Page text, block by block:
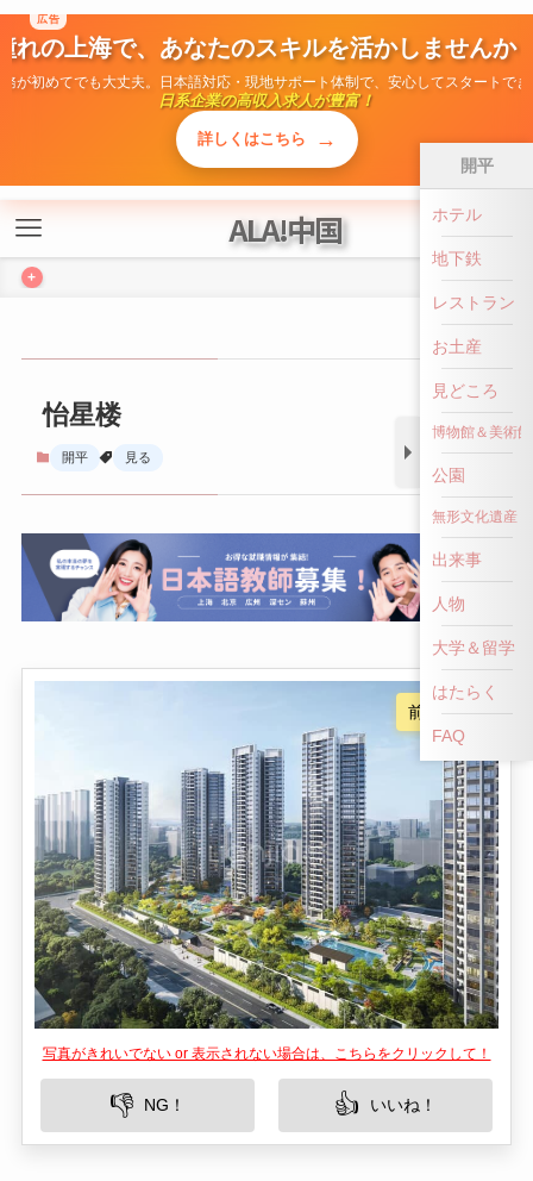
れの上海で、あなたのスキルを活かしませんか
が初めてでも大丈夫。日本語対応・現地サポート体制で、安心してスタートで
日系企業の高収入求人が豊富！
詳しくはこちら
ALA!中国
+
怡星楼
前へ戻る
写真がきれいでない or 表示されない場合は、こちらをクリックして！
👎 NG！ 👍 いいね！
怡星楼は、中国広東省開平市に位置する有名な観
光スポットです。逸星楼とも呼ばれるこの場所
は、その独特な建築様式と美しい景観で知られて
開平
ホテル
地下鉄
レストラン
お土産
見どころ
博物館＆美術館
公園
無形文化遺産
出来事
人物
大学＆留学
はたらく
FAQ